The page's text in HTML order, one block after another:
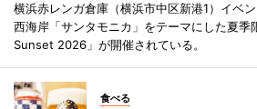
横浜赤レンガ倉庫（横浜市中区新港1）イベ
西海岸「サンタモニカ」をテーマにした夏季
Sunset 2026」が開催されている。
食べる